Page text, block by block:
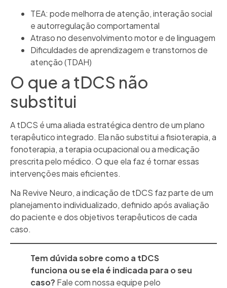
TEA: pode melhorra de atenção, interação social
e autorregulação comportamental
Atraso no desenvolvimento motor e de linguagem
Dificuldades de aprendizagem e transtornos de
atenção (TDAH)
O que a tDCS não
substitui
A tDCS é uma aliada estratégica dentro de um plano
terapêutico integrado. Ela não substitui a fisioterapia, a
fonoterapia, a terapia ocupacional ou a medicação
prescrita pelo médico. O que ela faz é tornar essas
intervenções mais eficientes.
Na Revive Neuro, a indicação de tDCS faz parte de um
planejamento individualizado, definido após avaliação
do paciente e dos objetivos terapêuticos de cada
caso.
Tem dúvida sobre como a tDCS
funciona ou se ela é indicada para o seu
caso? Fale com nossa equipe pelo